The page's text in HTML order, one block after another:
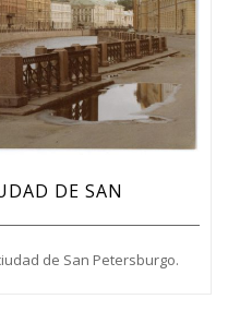
DE SAN
de San Petersburgo.